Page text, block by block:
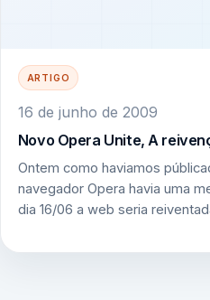
ARTIGO
16 de junho de 2009
Novo Opera Unite, A
Ontem como haviamos
navegador Opera havia uma
dia 16/06 a web seria